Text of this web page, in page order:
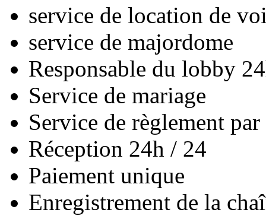
service de location de
service de majordome
Responsable du lobby
Service de mariage
Service de règlement
Réception 24h / 24
Paiement unique
Enregistrement de la